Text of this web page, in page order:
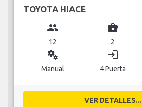
TOYOTA HIACE
group
12
business_center
2
miscellaneous_services
Manual
login
4 Puerta
VER DETALLES...